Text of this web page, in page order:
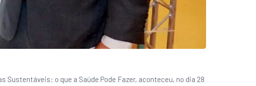
Sustentáveis: o que a Saúde Pode Fazer, aconteceu, no dia 28